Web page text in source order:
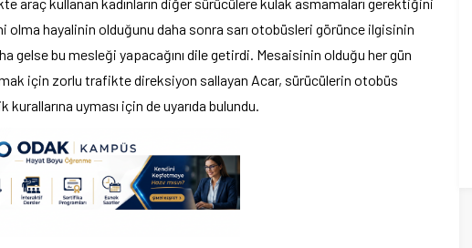
olma hayalinin olduğunu daha sonra sarı otobüsleri görünce ilgisinin
gelse bu mesleği yapacağını dile getirdi. Mesaisinin olduğu her gün
için zorlu trafikte direksiyon sallayan Acar, sürücülerin otobüs
uyması için de uyarıda bulundu.